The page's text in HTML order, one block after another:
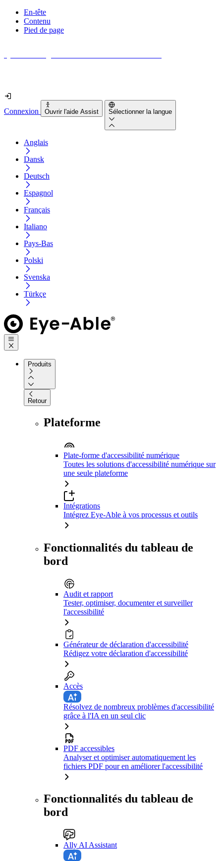
En-tête
Contenu
Pied de page
Connexion Ouvrir l'aide Assist Sélectionner la langue
Anglais
Dansk
Deutsch
Espagnol
Français
Italiano
Pays-Bas
Polski
Svenska
Türkçe
Produits
Retour
Plateforme
Plate-forme d'accessibilité numérique
Toutes les solutions d'accessibilité numérique sur
une seule plateforme
Intégrations
Intégrez Eye-Able à vos processus et outils
Fonctionnalités du tableau de
bord
Audit et rapport
Tester, optimiser, documenter et surveiller
l'accessibilité
Générateur de déclaration d'accessibilité
Rédigez votre déclaration d'accessibilité
Accès
Résolvez de nombreux problèmes d'accessibilité
grâce à l'IA en un seul clic
PDF accessibles
Analyser et optimiser automatiquement les
fichiers PDF pour en améliorer l'accessibilité
Fonctionnalités du tableau de
bord
Ally AI Assistant